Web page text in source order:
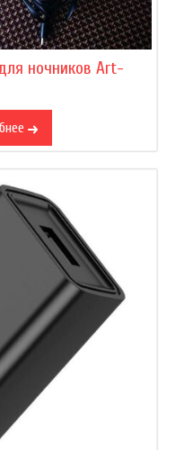
ночников Art-